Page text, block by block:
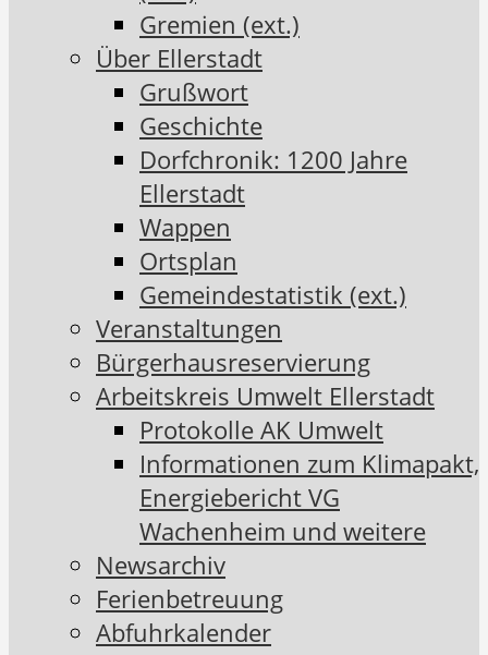
Gremien (ext.)
Über Ellerstadt
Grußwort
Geschichte
Dorfchronik: 1200 Jahre
Ellerstadt
Wappen
Ortsplan
Gemeindestatistik (ext.)
Veranstaltungen
Bürgerhausreservierung
Arbeitskreis Umwelt Ellerstadt
Protokolle AK Umwelt
Informationen zum Klimapakt,
Energiebericht VG
Wachenheim und weitere
Newsarchiv
Ferienbetreuung
Abfuhrkalender